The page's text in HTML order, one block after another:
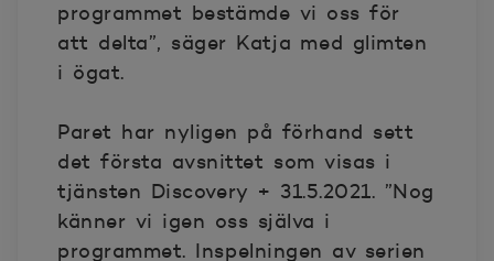
programmet bestämde vi oss för
att delta”, säger Katja med glimten
i ögat.
Paret har nyligen på förhand sett
det första avsnittet som visas i
tjänsten Discovery + 31.5.2021. ”Nog
känner vi igen oss själva i
programmet. Inspelningen av serien